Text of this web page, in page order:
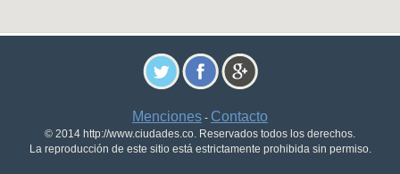
Menciones - Contacto
© 2014 http://www.ciudades.co. Reservados todos los derechos.
La reproducción de este sitio está estrictamente prohibida sin permiso.